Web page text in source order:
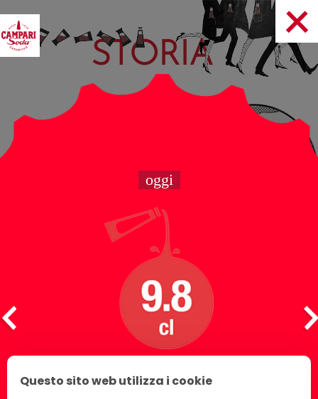
Questo sito web utilizza i cookie
STORIA
oggi
Nel 1932 il Campari si era unito al seltz per creare